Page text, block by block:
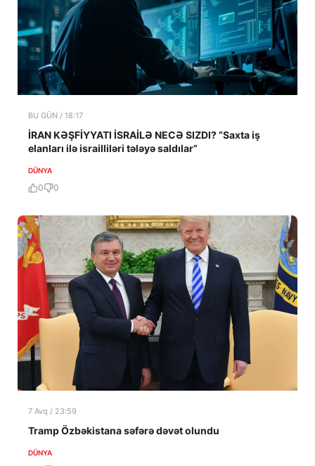
BU GÜN / 18:17
İRAN KƏŞFİYYATI İSRAİLƏ NECƏ SIZDI? “Saxta iş
elanları ilə israilliləri tələyə saldılar”
DÜNYA
0 0
7 Avq / 23:59
Tramp Özbəkistana səfərə dəvət olundu
DÜNYA